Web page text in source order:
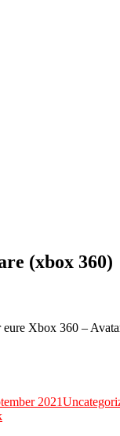
(xbox 360)
Xbox 360 –
2021